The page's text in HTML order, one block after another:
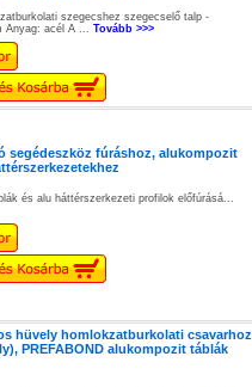
szegecshez szegecselő talp -
Anyag: acél A ... Tovább >>>
segédeszköz fúráshoz, alukompozit
és alu háttérszerkezeti profilok előfúrásá...
hüvely homlokzatburkolati csavarhoz
PREFABOND alukompozit táblák